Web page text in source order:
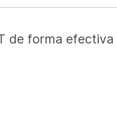
de forma